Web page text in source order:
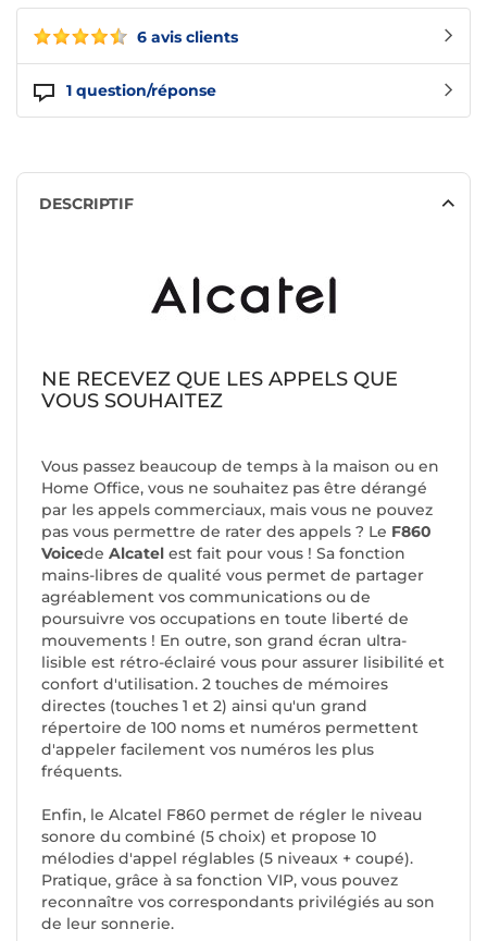
6 avis clients
1 question/réponse
DESCRIPTIF
NE RECEVEZ QUE LES APPELS QUE
VOUS SOUHAITEZ
Vous passez beaucoup de temps à la maison ou en
Home Office, vous ne souhaitez pas être dérangé
par les appels commerciaux, mais vous ne pouvez
pas vous permettre de rater des appels ? Le F860
Voicede Alcatel est fait pour vous ! Sa fonction
mains-libres de qualité vous permet de partager
agréablement vos communications ou de
poursuivre vos occupations en toute liberté de
mouvements ! En outre, son grand écran ultra-
lisible est rétro-éclairé vous pour assurer lisibilité et
confort d'utilisation. 2 touches de mémoires
directes (touches 1 et 2) ainsi qu'un grand
répertoire de 100 noms et numéros permettent
d'appeler facilement vos numéros les plus
fréquents.
Enfin, le Alcatel F860 permet de régler le niveau
sonore du combiné (5 choix) et propose 10
mélodies d'appel réglables (5 niveaux + coupé).
Pratique, grâce à sa fonction VIP, vous pouvez
reconnaître vos correspondants privilégiés au son
de leur sonnerie.